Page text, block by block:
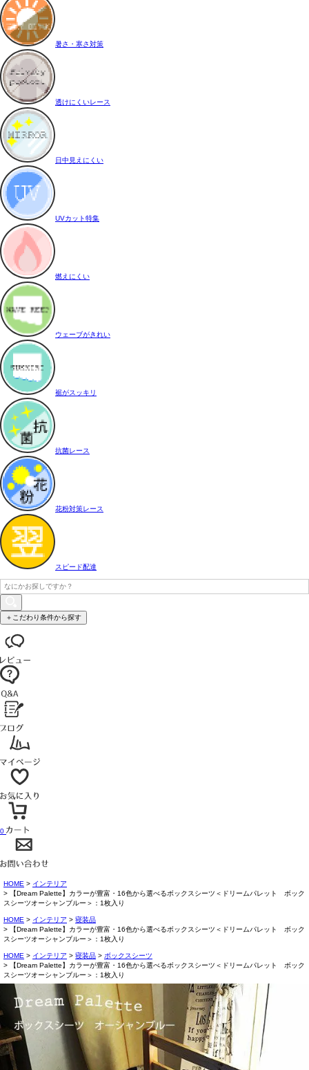
暑さ・寒さ対策
透けにくいレース
日中見えにくい
UVカット特集
燃えにくい
ウェーブがきれい
裾がスッキリ
抗菌レース
花粉対策レース
スピード配達
＋こだわり条件から探す
0
HOME
インテリア
【Dream Palette】カラーが豊富・16色から選べるボックスシーツ＜ドリームパレット ボック
スシーツオーシャンブルー＞：1枚入り
HOME インテリア
寝装品
【Dream Palette】カラーが豊富・16色から選べるボックスシーツ＜ドリームパレット ボック
スシーツオーシャンブルー＞：1枚入り
HOME インテリア 寝装品
ボックスシーツ
【Dream Palette】カラーが豊富・16色から選べるボックスシーツ＜ドリームパレット ボック
スシーツオーシャンブルー＞：1枚入り